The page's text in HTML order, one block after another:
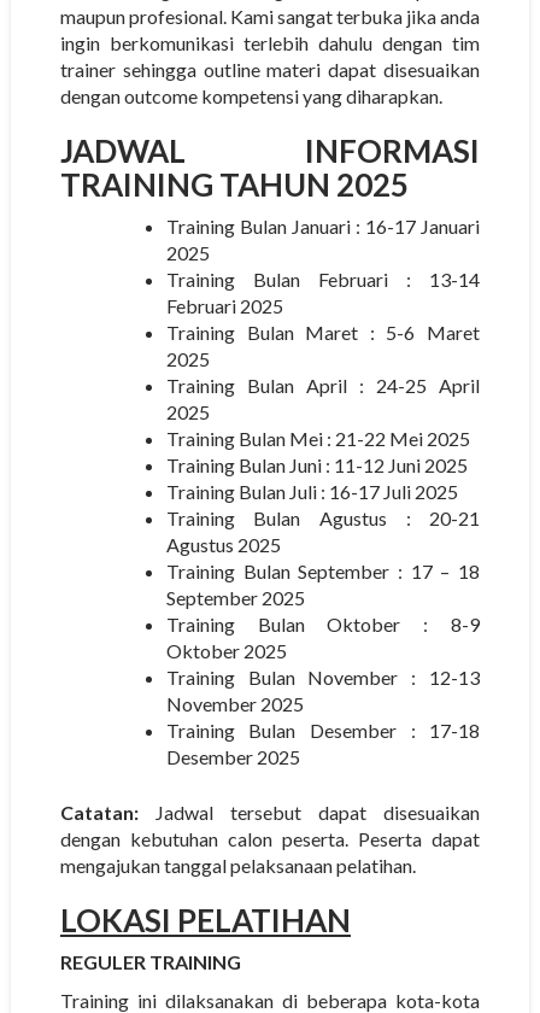
maupun profesional. Kami sangat terbuka jika anda
ingin berkomunikasi terlebih dahulu dengan tim
trainer sehingga outline materi dapat disesuaikan
dengan outcome kompetensi yang diharapkan.
JADWAL INFORMASI
TRAINING TAHUN 2025
Training Bulan Januari : 16-17 Januari
2025
Training Bulan Februari : 13-14
Februari 2025
Training Bulan Maret : 5-6 Maret
2025
Training Bulan April : 24-25 April
2025
Training Bulan Mei : 21-22 Mei 2025
Training Bulan Juni : 11-12 Juni 2025
Training Bulan Juli : 16-17 Juli 2025
Training Bulan Agustus : 20-21
Agustus 2025
Training Bulan September : 17 – 18
September 2025
Training Bulan Oktober : 8-9
Oktober 2025
Training Bulan November : 12-13
November 2025
Training Bulan Desember : 17-18
Desember 2025
Catatan:Jadwal tersebut dapat disesuaikan
dengan kebutuhan calon peserta. Peserta dapat
mengajukan tanggal pelaksanaan pelatihan.
LOKASI PELATIHAN
REGULER TRAINING
Training ini dilaksanakan di beberapa kota-kota